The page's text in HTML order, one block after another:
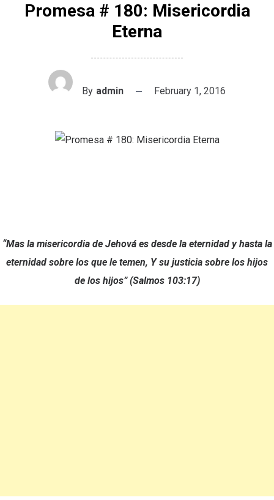
Promesa # 180: Misericordia
Eterna
By admin February 1, 2016
“Mas la misericordia de Jehová es desde la eternidad y hasta la
eternidad sobre los que le temen, Y su justicia sobre los hijos
de los hijos” (Salmos 103:17)